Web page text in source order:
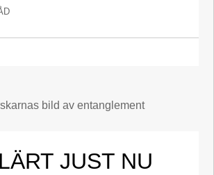
JUST NU